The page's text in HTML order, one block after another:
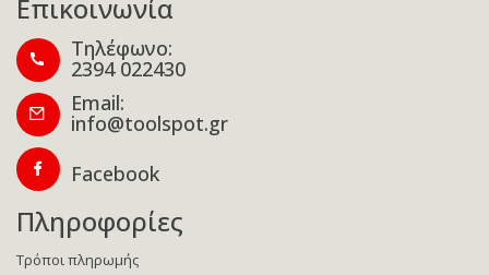
Επικοινωνία
Τηλέφωνο:
2394 022430
Email:
info@toolspot.gr
Facebook
Πληροφορίες
Τρόποι πληρωμής